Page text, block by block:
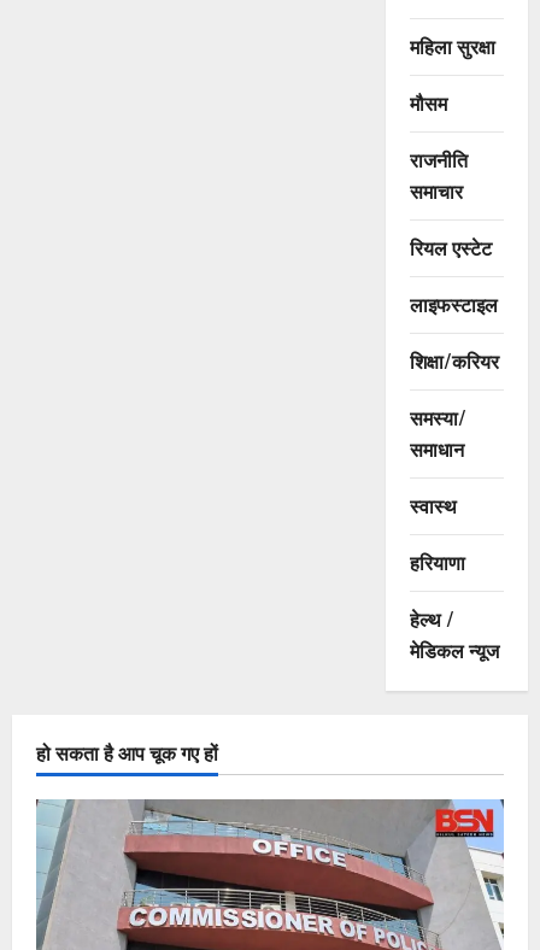
महिला सुरक्षा
मौसम
राजनीति
समाचार
रियल एस्टेट
लाइफस्टाइल
शिक्षा/करियर
समस्या/
समाधान
स्वास्थ
हरियाणा
हेल्थ /
मेडिकल न्यूज
हो सकता है आप चूक गए हों